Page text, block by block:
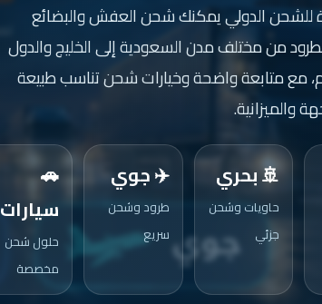
الدولي يمكنك شحن العفش والبضائع
من مختلف مدن السعودية إلى الخليج والدول
مع متابعة واضحة وخيارات شحن تناسب طبيعة
والميزانية.
🚢 بحري
حاويات وشحن
جزئي
✈️ جوي
طرود وشحن
سريع
🚗
سيارات
حلول شحن
مخصصة